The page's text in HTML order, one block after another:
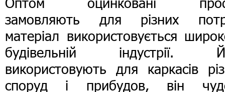
замовляють для різних
матеріал використовується
будівельній індустрії.
використовують для каркасів
споруд і прибудов, він